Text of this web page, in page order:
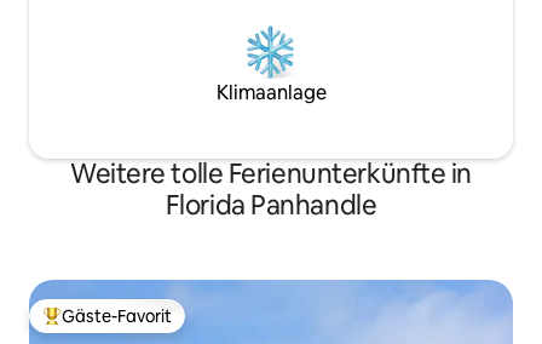
Klimaanlage
Weitere tolle Ferienunterkünfte in
Florida Panhandle
Beliebter Gäste-Favorit.
Gäste-Favorit